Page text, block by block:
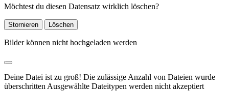
Möchtest du diesen Datensatz wirklich löschen?
Stornieren Löschen
Bilder können nicht hochgeladen werden
Deine Datei ist zu groß! Die zulässige Anzahl von Dateien wurde
überschritten Ausgewählte Dateitypen werden nicht akzeptiert